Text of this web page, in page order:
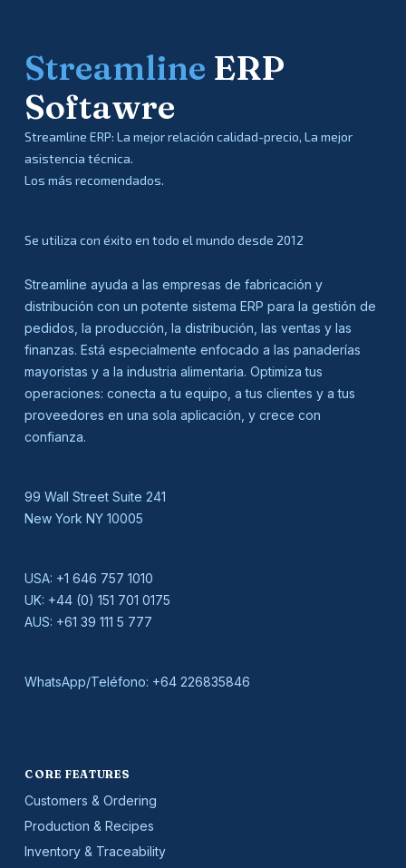
Streamline ERP
Softawre
Streamline ERP: La mejor relación calidad-precio, La mejor
asistencia técnica.
Los más recomendados.
Se utiliza con éxito en todo el mundo desde 2012
Streamline ayuda a las empresas de fabricación y
distribución con un potente sistema ERP para la gestión de
pedidos, la producción, la distribución, las ventas y las
finanzas. Está especialmente enfocado a las panaderías
mayoristas y a la industria alimentaria. Optimiza tus
operaciones: conecta a tu equipo, a tus clientes y a tus
proveedores en una sola aplicación, y crece con
confianza.
99 Wall Street Suite 241
New York NY 10005
USA: +1 646 757 1010
UK: +44 (0) 151 701 0175
AUS: +61 39 111 5 777
WhatsApp/Teléfono: +64 226835846
CORE FEATURES
Customers & Ordering
Production & Recipes
Inventory & Traceability